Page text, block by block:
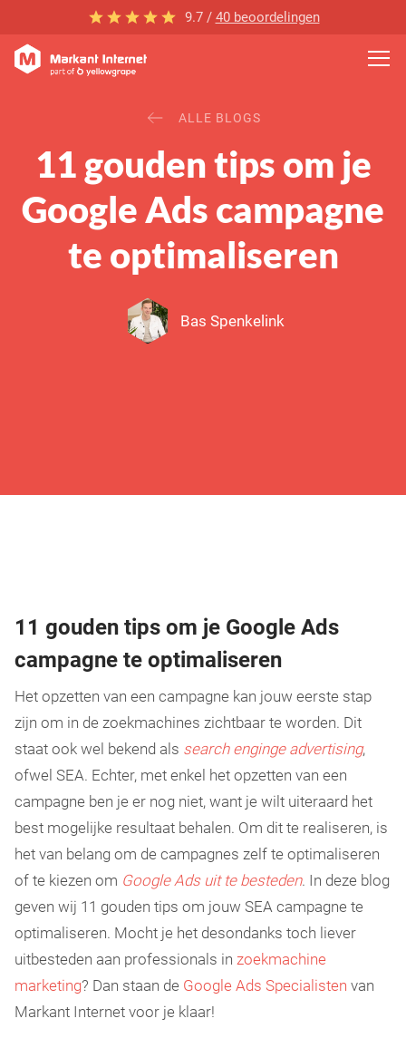
9.7 / 40 beoordelingen
ALLE BLOGS
11 gouden tips om je
Google Ads campagne
te optimaliseren
Bas Spenkelink
11 gouden tips om je Google Ads
campagne te optimaliseren
Het opzetten van een campagne kan jouw eerste stap
zijn om in de zoekmachines zichtbaar te worden. Dit
staat ook wel bekend als search enginge advertising,
ofwel SEA. Echter, met enkel het opzetten van een
campagne ben je er nog niet, want je wilt uiteraard het
best mogelijke resultaat behalen. Om dit te realiseren, is
het van belang om de campagnes zelf te optimaliseren
of te kiezen om Google Ads uit te besteden. In deze blog
geven wij 11 gouden tips om jouw SEA campagne te
optimaliseren. Mocht je het desondanks toch liever
uitbesteden aan professionals in zoekmachine
marketing? Dan staan de Google Ads Specialisten van
Markant Internet voor je klaar!